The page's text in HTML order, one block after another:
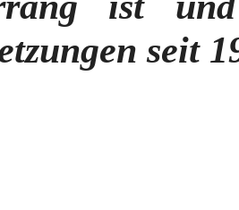
seit